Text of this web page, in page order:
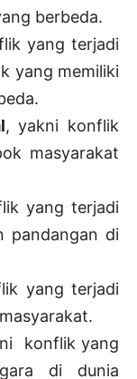
berbeda.
yang terjadi
yang memiliki
, yakni konflik
masyarakat
yang terjadi
pandangan di
yang terjadi
konflik yang
di dunia